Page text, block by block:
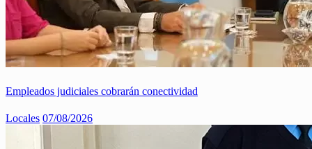
Empleados judiciales cobrarán conectividad
Locales 07/08/2026